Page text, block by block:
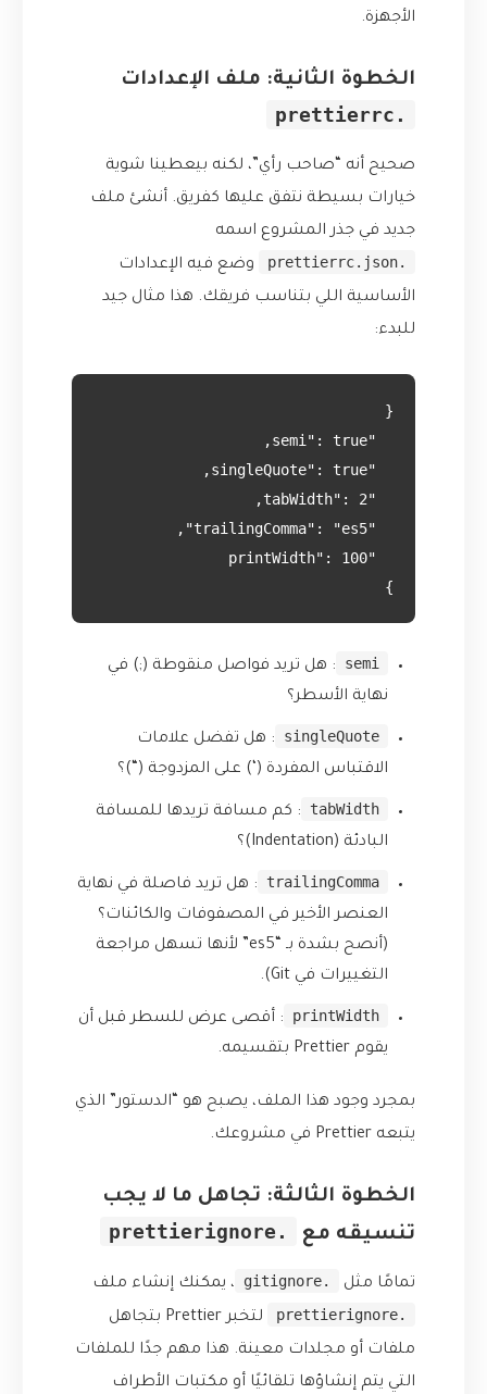
الأجهزة.
الخطوة الثانية: ملف الإعدادات
.prettierrc
صحيح أنه “صاحب رأي”، لكنه بيعطينا شوية
خيارات بسيطة نتفق عليها كفريق. أنشئ ملف
جديد في جذر المشروع اسمه
.prettierrc.json
وضع فيه الإعدادات
الأساسية اللي بتناسب فريقك. هذا مثال جيد
للبدء:
}
semi
: هل تريد فواصل منقوطة (;) في
نهاية الأسطر؟
singleQuote
: هل تفضل علامات
الاقتباس المفردة (‘) على المزدوجة (“)؟
tabWidth
: كم مسافة تريدها للمسافة
البادئة (Indentation)؟
trailingComma
: هل تريد فاصلة في نهاية
العنصر الأخير في المصفوفات والكائنات؟
(أنصح بشدة بـ “es5” لأنها تسهل مراجعة
التغييرات في Git).
printWidth
: أقصى عرض للسطر قبل أن
يقوم Prettier بتقسيمه.
بمجرد وجود هذا الملف، يصبح هو “الدستور” الذي
يتبعه Prettier في مشروعك.
الخطوة الثالثة: تجاهل ما لا يجب
تنسيقه مع
.prettierignore
تمامًا مثل .gitignore
، يمكنك إنشاء ملف
.prettierignore
لتخبر Prettier بتجاهل
ملفات أو مجلدات معينة. هذا مهم جدًا للملفات
التي يتم إنشاؤها تلقائيًا أو مكتبات الأطراف